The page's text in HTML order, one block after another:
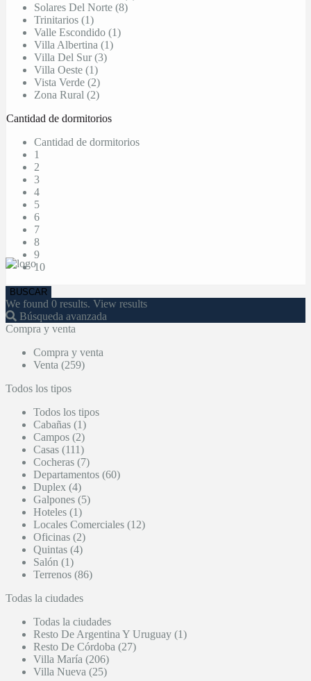
Solares Del Norte (8)
Trinitarios (1)
Valle Escondido (1)
Villa Albertina (1)
Villa Del Sur (3)
Villa Oeste (1)
Vista Verde (2)
Zona Rural (2)
Cantidad de dormitorios
Cantidad de dormitorios
1
2
3
4
5
6
7
8
9
10
We found 0 results. View results
Búsqueda avanzada
Compra y venta
Compra y venta
Venta (259)
Todos los tipos
Todos los tipos
Cabañas (1)
Campos (2)
Casas (111)
Cocheras (7)
Departamentos (60)
Duplex (4)
Galpones (5)
Hoteles (1)
Locales Comerciales (12)
Oficinas (2)
Quintas (4)
Salón (1)
Terrenos (86)
Todas la ciudades
Todas la ciudades
Resto De Argentina Y Uruguay (1)
Resto De Córdoba (27)
Villa María (206)
Villa Nueva (25)